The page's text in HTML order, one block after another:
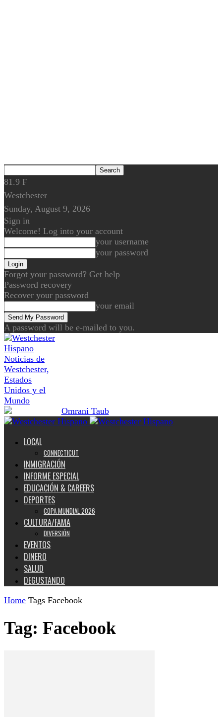
81.9 F
Westchester
Sunday, August 9, 2026
Sign in
Welcome! Log into your account
your username
your password
Forgot your password? Get help
Password recovery
Recover your password
your email
A password will be e-mailed to you.
Noticias de
Westchester,
Estados
Unidos y el
Mundo
LOCAL
CONNECTICUT
INMIGRACIÓN
INFORME ESPECIAL
EDUCACIÓN & CAREERS
DEPORTES
COPA MUNDIAL 2026
CULTURA/FAMA
DIVERSIÓN
EVENTOS
DINERO
SALUD
DEGUSTANDO
Home Tags Facebook
Tag: Facebook